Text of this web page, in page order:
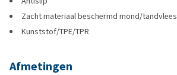
Zacht materiaal beschermd mond/tandvlees
Kunststof/TPE/TPR
Afmetingen